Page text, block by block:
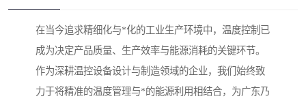
在当今追求精细化与*化的工业生产环境中，温度控制已
成为决定产品质量、生产效率与能源消耗的关键环节。
作为深耕温控设备设计与制造领域的企业，我们始终致
力于将精准的温度管理与*的能源利用相结合，为广东乃